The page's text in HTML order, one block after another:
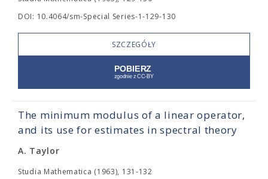
DOI: 10.4064/sm-Special Series-1-129-130
SZCZEGÓŁY
The minimum modulus of a linear operator,
and its use for estimates in spectral theory
A. Taylor
Studia Mathematica (1963), 131-132